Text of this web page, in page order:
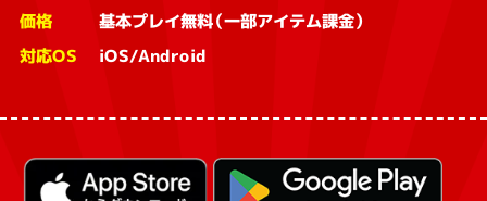
価格 基本プレイ無料（一部アイテム課金）
対応OS iOS/Android